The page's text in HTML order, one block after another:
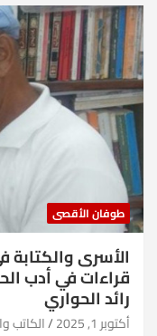
طوفان الأقصى
الأسرى والكتابة
قراءات في أدب
رائد الحواري
أكتوبر 1, 2025 الكاتب